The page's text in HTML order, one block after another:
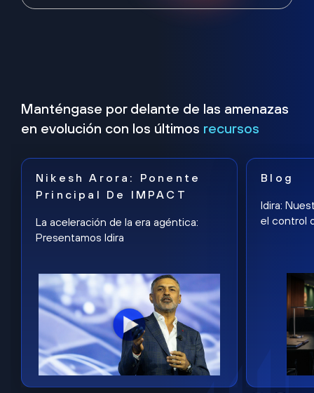
Manténgase por delante de las amenazas
en evolución con los últimos recursos
Nikesh Arora: Ponente
Principal De IMPACT
La aceleración de la era agéntica:
Presentamos Idira
Blog
Idira:
el control